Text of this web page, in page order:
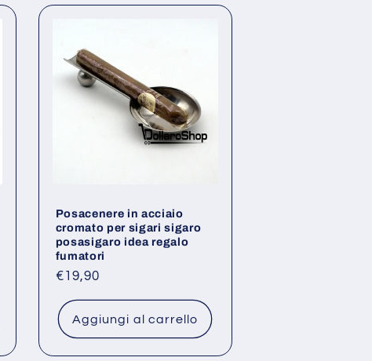
Posacenere in acciaio
cromato per sigari sigaro
posasigaro idea regalo
fumatori
Prezzo
listino
€19,90
Aggiungi al carrello